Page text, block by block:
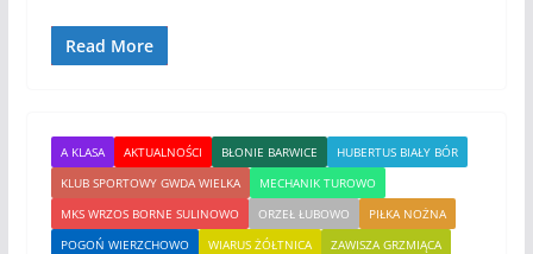
Read More
A KLASA AKTUALNOŚCI BŁONIE BARWICE
HUBERTUS BIAŁY BÓR
KLUB SPORTOWY GWDA WIELKA
MECHANIK TUROWO
MKS WRZOS BORNE SULINOWO
ORZEŁ ŁUBOWO
PIŁKA NOŻNA
POGOŃ WIERZCHOWO
WIARUS ŻÓŁTNICA ZAWISZA GRZMIĄCA